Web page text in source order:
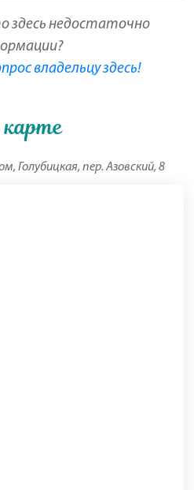
здесь недостаточно
владельцу здесь!
Голубицкая, пер. Азовский, 8